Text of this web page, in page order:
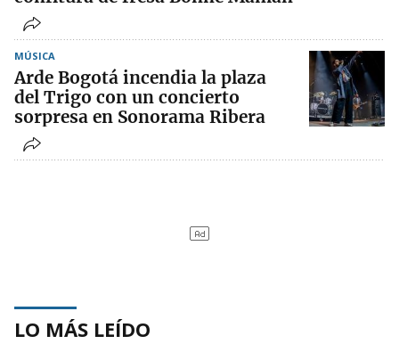
MÚSICA
Arde Bogotá incendia la plaza
del Trigo con un concierto
sorpresa en Sonorama Ribera
LO MÁS LEÍDO